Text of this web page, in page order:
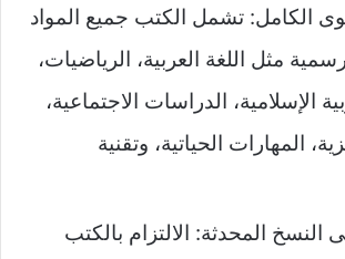
الكامل: تشمل الكتب جميع المواد
مثل اللغة العربية، الرياضيات،
الإسلامية، الدراسات الاجتماعية،
المهارات الحياتية، وتقنية
المحدثة: الالتزام بالكتب